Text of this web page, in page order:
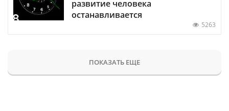
развитие человека
останавливается
5263
ПОКАЗАТЬ ЕЩЕ